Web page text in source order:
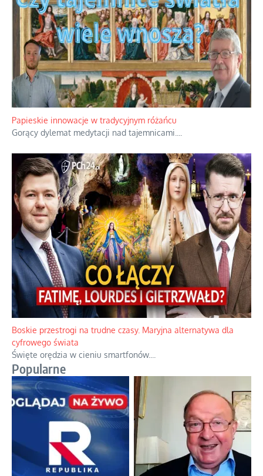
Papieskie innowacje w tradycyjnym różańcu
Gorący dylemat medytacji nad tajemnicami.
Boskie przestrogi na trudne czasy. Maryjna alternatywa dla
cyfrowego świata
Święte orędzia w cieniu smartfonów.
Popularne